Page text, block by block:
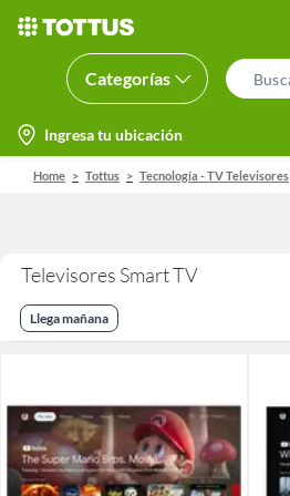
Categorías
location-
icon
Ingresa tu ubicación
Home Tottus Tecnología - TV Televisores
Televisores Smart TV
Llega mañana